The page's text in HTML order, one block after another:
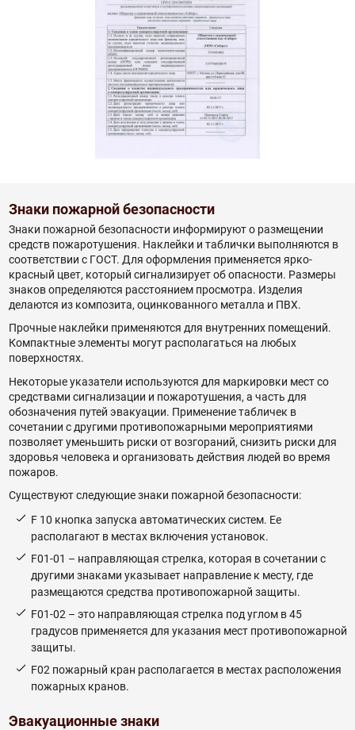
Знаки пожарной безопасности
Знаки пожарной безопасности информируют о размещении
средств пожаротушения. Наклейки и таблички выполняются в
соответствии с ГОСТ. Для оформления применяется ярко-
красный цвет, который сигнализирует об опасности. Размеры
знаков определяются расстоянием просмотра. Изделия
делаются из композита, оцинкованного металла и ПВХ.
Прочные наклейки применяются для внутренних помещений.
Компактные элементы могут располагаться на любых
поверхностях.
Некоторые указатели используются для маркировки мест со
средствами сигнализации и пожаротушения, а часть для
обозначения путей эвакуации. Применение табличек в
сочетании с другими противопожарными мероприятиями
позволяет уменьшить риски от возгораний, снизить риски для
здоровья человека и организовать действия людей во время
пожаров.
Существуют следующие знаки пожарной безопасности:
F 10 кнопка запуска автоматических систем. Ее
располагают в местах включения установок.
F01-01 – направляющая стрелка, которая в сочетании с
другими знаками указывает направление к месту, где
размещаются средства противопожарной защиты.
F01-02 – это направляющая стрелка под углом в 45
градусов применяется для указания мест противопожарной
защиты.
F02 пожарный кран располагается в местах расположения
пожарных кранов.
Эвакуационные знаки